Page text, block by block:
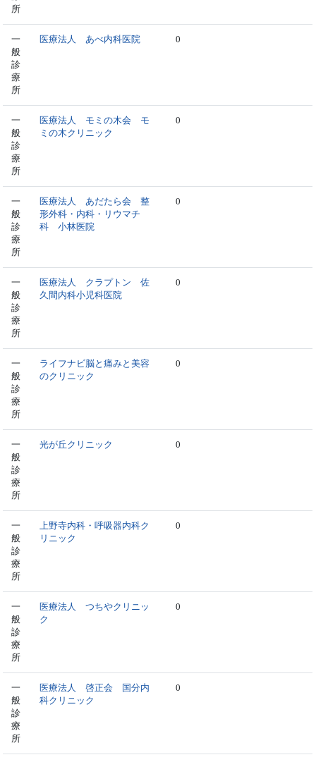
所
一
般
診
療
所
医療法人 あべ内科医院 0
一
般
診
療
所
医療法人 モミの木会 モ
ミの木クリニック
0
一
般
診
療
所
医療法人 あだたら会 整
形外科・内科・リウマチ
科 小林医院
0
一
般
診
療
所
医療法人 クラプトン 佐
久間内科小児科医院
0
一
般
診
療
所
ライフナビ脳と痛みと美容
のクリニック
0
一
般
診
療
所
光が丘クリニック 0
一
般
診
療
所
上野寺内科・呼吸器内科ク
リニック
0
一
般
診
療
所
医療法人 つちやクリニッ
ク
0
一
般
診
療
所
医療法人 啓正会 国分内
科クリニック
0